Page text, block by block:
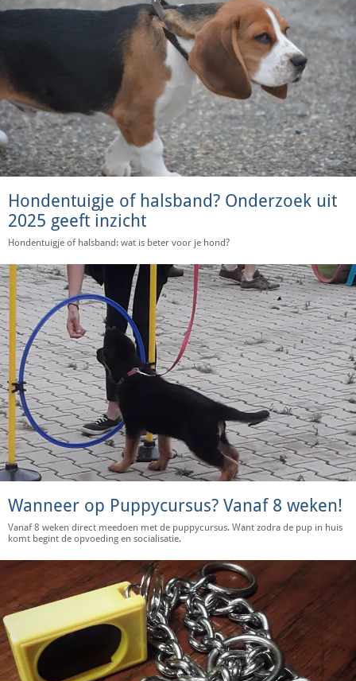
Hondentuigje of halsband? Onderzoek uit
2025 geeft inzicht
Hondentuigje of halsband: wat is beter voor je hond?
Wanneer op Puppycursus? Vanaf 8 weken!
Vanaf 8 weken direct meedoen met de puppycursus. Want zodra de pup in huis
komt begint de opvoeding en socialisatie.